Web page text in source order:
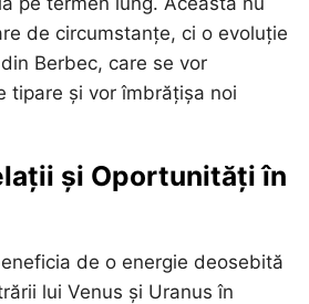
de circumstanțe, ci o evoluție
Berbec, care se vor
tipare și vor îmbrățișa noi
și Oportunități în
de o energie deosebită
lui Venus și Uranus în